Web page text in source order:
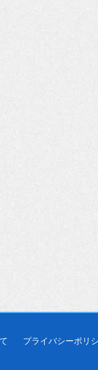
プライバシーポリ